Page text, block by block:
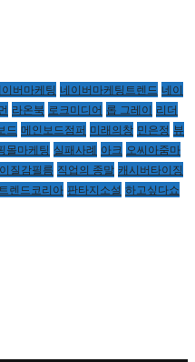
버마케팅 네이버마케팅트렌드 네이
라온북 로크미디어 롭 그레이 리더
드 메인보드점퍼 미래의창 민은정 뷰
몰마케팅 실패사례 아크 오씨아줌마
질감필름 직업의 종말 캐시버타이징
트렌드코리아 판타지소설 하고싶다쇼